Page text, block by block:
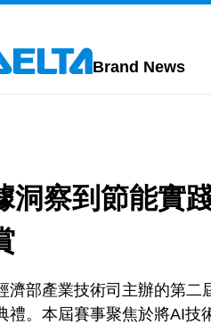
Brand News
洞察到節能實
濟部產業技術司主辦的第二
禮。本屆賽事聚焦於將AI技